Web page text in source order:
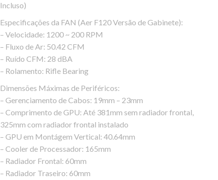
Incluso)
Especificações da FAN (Aer F120 Versão de Gabinete):
– Velocidade: 1200 ~ 200 RPM
– Fluxo de Ar: 50.42 CFM
– Ruído CFM: 28 dBA
– Rolamento: Rifle Bearing
Dimensões Máximas de Periféricos:
– Gerenciamento de Cabos: 19mm – 23mm
– Comprimento de GPU: Até 381mm sem radiador frontal,
325mm com radiador frontal instalado
– GPU em Montágem Vertical: 40.64mm
– Cooler de Processador: 165mm
– Radiador Frontal: 60mm
– Radiador Traseiro: 60mm